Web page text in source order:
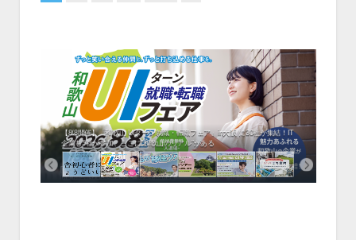
【8/8開催】「和歌山 UIターン就職・転職フェア」in大阪 に30社が集結！IT
企業も5社が参加、ここに“和歌山のリアル”がある